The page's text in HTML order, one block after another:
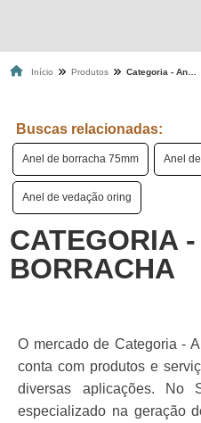
Início Produtos
Buscas relacionadas:
Anel de borracha 75mm Anel
Anel de vedação oring
CATEGORIA
BORRACHA
O mercado de Categoria -
conta com produtos e
diversas aplicações. No
especializado na geração